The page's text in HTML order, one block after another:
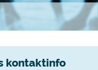
kontaktinfo